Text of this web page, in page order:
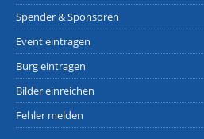
Spender & Sponsoren
Event eintragen
Burg eintragen
Bilder einreichen
Fehler melden